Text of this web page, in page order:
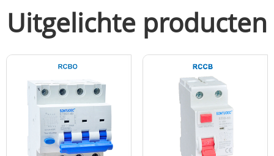
Uitgelichte producten